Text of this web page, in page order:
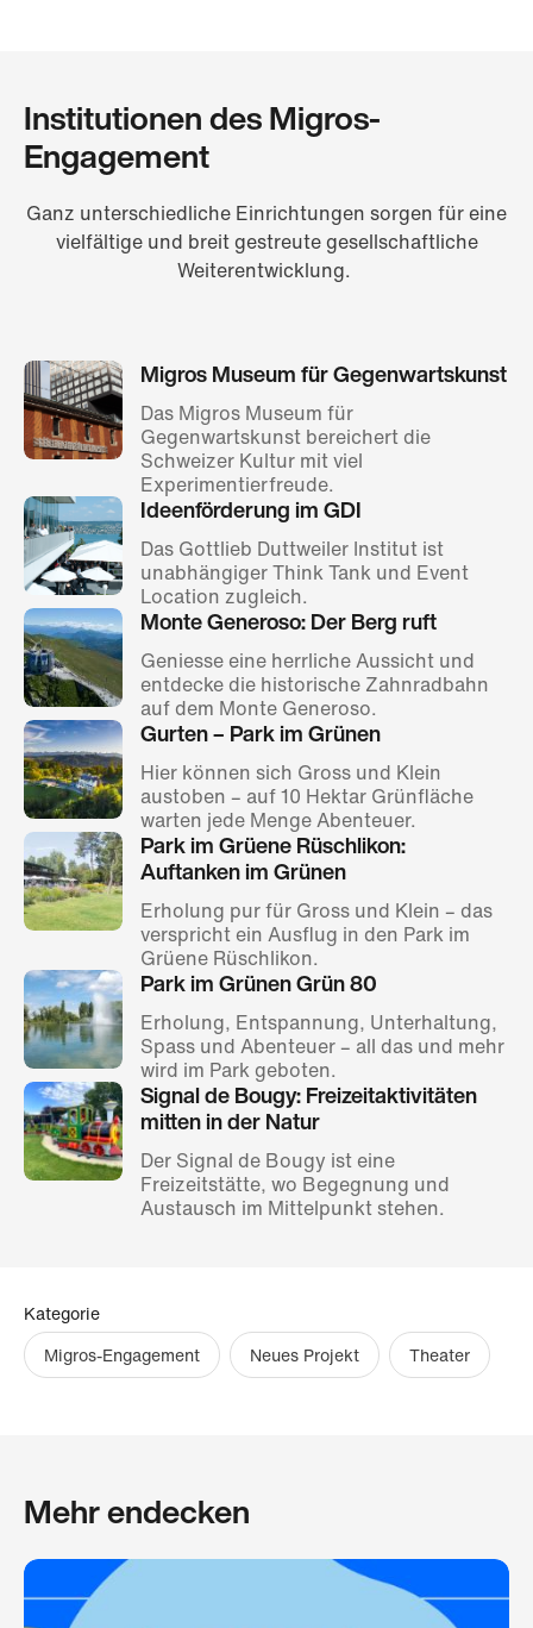
Institutionen des Migros-
Engagement
Ganz unterschiedliche Einrichtungen sorgen für eine
vielfältige und breit gestreute gesellschaftliche
Weiterentwicklung.
Migros Museum für Gegenwartskunst
Das Migros Museum für
Gegenwartskunst bereichert die
Schweizer Kultur mit viel
Experimentierfreude.
Ideenförderung im GDI
Das Gottlieb Duttweiler Institut ist
unabhängiger Think Tank und Event
Location zugleich.
Monte Generoso: Der Berg ruft
Geniesse eine herrliche Aussicht und
entdecke die historische Zahnradbahn
auf dem Monte Generoso.
Gurten – Park im Grünen
Hier können sich Gross und Klein
austoben – auf 10 Hektar Grünfläche
warten jede Menge Abenteuer.
Park im Grüene Rüschlikon:
Auftanken im Grünen
Erholung pur für Gross und Klein – das
verspricht ein Ausflug in den Park im
Grüene Rüschlikon.
Park im Grünen Grün 80
Erholung, Entspannung, Unterhaltung,
Spass und Abenteuer – all das und mehr
wird im Park geboten.
Signal de Bougy: Freizeitaktivitäten
mitten in der Natur
Der Signal de Bougy ist eine
Freizeitstätte, wo Begegnung und
Austausch im Mittelpunkt stehen.
Kategorie
Migros-Engagement
Neues Projekt Theater
Mehr endecken